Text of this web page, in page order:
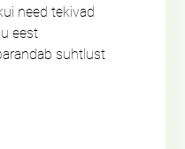
need tekivad
eest
suhtlust